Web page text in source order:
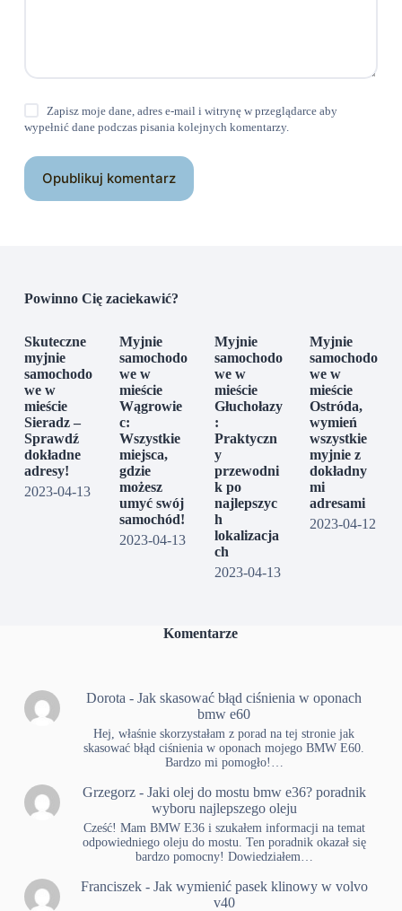
Zapisz moje dane, adres e-mail i witrynę w przeglądarce aby
wypełnić dane podczas pisania kolejnych komentarzy.
Opublikuj komentarz
Powinno Cię zaciekawić?
Skuteczne
myjnie
samochodo
we w
mieście
Sieradz –
Sprawdź
dokładne
adresy!
2023-04-13
Myjnie
samochodo
we w
mieście
Wągrowie
c:
Wszystkie
miejsca,
gdzie
możesz
umyć swój
samochód!
2023-04-13
Myjnie
samochodo
we w
mieście
Głuchołazy
:
Praktyczn
y
przewodni
k po
najlepszyc
h
lokalizacja
ch
2023-04-13
Myjnie
samochodo
we w
mieście
Ostróda,
wymień
wszystkie
myjnie z
dokładny
mi
adresami
2023-04-12
Komentarze
Dorota -Jak skasować błąd ciśnienia w oponach
bmw e60
Hej, właśnie skorzystałam z porad na tej stronie jak
skasować błąd ciśnienia w oponach mojego BMW E60.
Bardzo mi pomogło!…
Grzegorz- Jaki olej do mostu bmw e36? poradnik
wyboru najlepszego oleju
Cześć! Mam BMW E36 i szukałem informacji na temat
odpowiedniego oleju do mostu. Ten poradnik okazał się
bardzo pomocny! Dowiedziałem…
Franciszek- Jak wymienić pasek klinowy w volvo
v40